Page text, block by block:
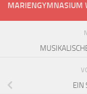
MARIENGYMNASIUM
EIN